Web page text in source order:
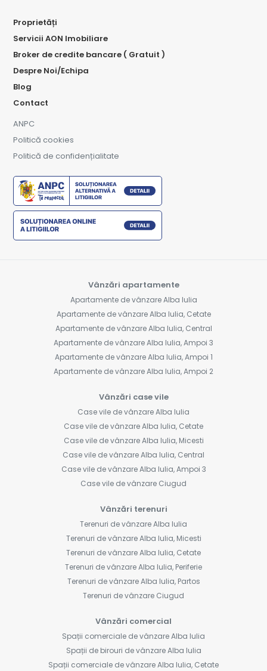
Proprietăți
Servicii AON Imobiliare
Broker de credite bancare ( Gratuit )
Despre Noi/Echipa
Blog
Contact
ANPC
Politică cookies
Politică de confidențialitate
Vânzări apartamente
Apartamente de vânzare Alba Iulia
Apartamente de vânzare Alba Iulia, Cetate
Apartamente de vânzare Alba Iulia, Central
Apartamente de vânzare Alba Iulia, Ampoi 3
Apartamente de vânzare Alba Iulia, Ampoi 1
Apartamente de vânzare Alba Iulia, Ampoi 2
Vânzări case vile
Case vile de vânzare Alba Iulia
Case vile de vânzare Alba Iulia, Cetate
Case vile de vânzare Alba Iulia, Micesti
Case vile de vânzare Alba Iulia, Central
Case vile de vânzare Alba Iulia, Ampoi 3
Case vile de vânzare Ciugud
Vânzări terenuri
Terenuri de vânzare Alba Iulia
Terenuri de vânzare Alba Iulia, Micesti
Terenuri de vânzare Alba Iulia, Cetate
Terenuri de vânzare Alba Iulia, Periferie
Terenuri de vânzare Alba Iulia, Partos
Terenuri de vânzare Ciugud
Vânzări comercial
Spații comerciale de vânzare Alba Iulia
Spații de birouri de vânzare Alba Iulia
Spații comerciale de vânzare Alba Iulia, Cetate